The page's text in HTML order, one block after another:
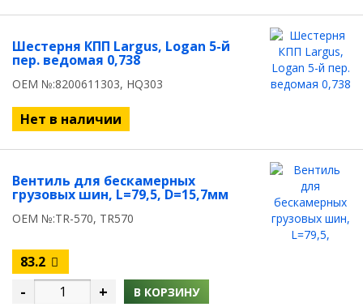
Шестерня КПП Largus, Logan 5-й
пер. ведомая 0,738
OEM №:8200611303, HQ303
Нет в наличии
Вентиль для бескамерных
грузовых шин, L=79,5, D=15,7мм
OEM №:TR-570, TR570
83.2
- + В КОРЗИНУ